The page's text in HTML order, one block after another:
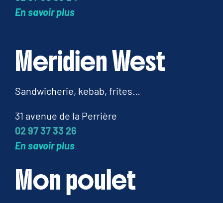
En savoir plus
Meridien West
Sandwicherie, kebab, frites…
31 avenue de la Perrière
02 97 37 33 26
En savoir plus
Mon poulet